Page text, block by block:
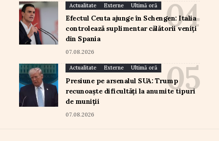
Actualitate Externe Ultimă oră
Efectul Ceuta ajunge în Schengen: Italia
controlează suplimentar călătorii veniți
din Spania
07.08.2026
Actualitate Externe Ultimă oră
Presiune pe arsenalul SUA: Trump
recunoaște dificultăți la anumite tipuri
de muniții
07.08.2026